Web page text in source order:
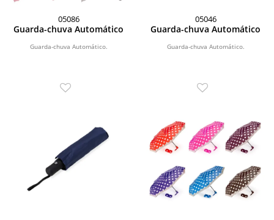
05086
Guarda-chuva Automático
Guarda-chuva Automático.
05046
Guarda-chuva Automático
Guarda-chuva Automático.